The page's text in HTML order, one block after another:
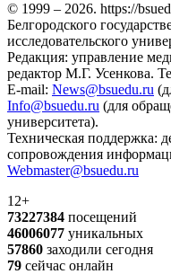
© 1999 – 2026. https://
Белгородского
исследовательского
Редакция: управление
редактор М.Г. Усенкова.
E-mail: News@bsuedu.ru
Info@bsuedu.ru (для
университета).
Техническая поддержка:
сопровождения
Webmaster@bsuedu.ru
12+
73227384 посещений
46006077 уникальных
57860 заходили сегодня
79 сейчас онлайн